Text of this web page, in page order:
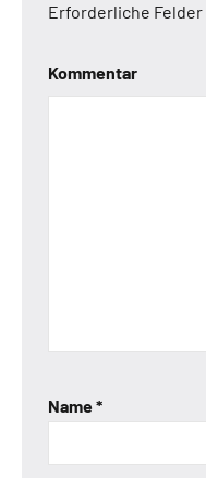
Erforderliche
Kommentar
Name*